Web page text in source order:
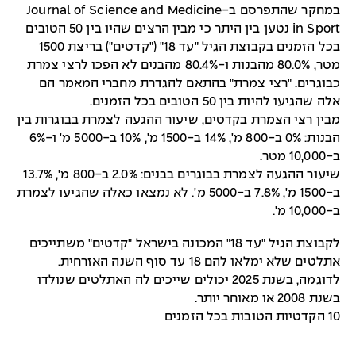
במחקר שהתפרסם ב-Journal of Science and Medicine
in Sport נטען בין היתר כי מבין הרצים שהיו בין 50 הטובים
בכל הזמנים בקבוצת הגיל "עד 18" ("קדטים") בריצת 1500
מטר, 80.0% מהבנות ו-80.4% מהבנים לא הפכו לרצי צמרת
כבוגרים. "רצי צמרת" בהתאם להגדרת מחברי המאמר הם
אלה שהגיעו להיות בין 50 הטובים בכל הזמנים.
מבין רצי הצמרת בקדטים, שיעור ההגעה לצמרת בבוגרות בין
הבנות: 0% ב-800 מ', 14% ב-1500 מ', 10% ב-5000 מ' ו-6%
ב-10,000 מטר.
שיעור ההגעה לצמרת בבוגרים בבנים: 2.0% ב-800 מ', 13.7%
ב-1500 מ', 7.8% ב-5000 מ'. לא נמצאו כאלה שהגיעו לצמרת
ב-10,000 מ'.
לקבוצת הגיל "עד 18" המכונה בישראל "קדטים" משתייכים
אתלטים שלא ימלאו להם 18 עד סוף השנה האזרחית.
לדוגמה, בשנת 2025 יכולים שייכים לה האתלטים שנולדו
בשנת 2008 או מאוחר יותר.
10 הקדטיות הטובות בכל הזמנים